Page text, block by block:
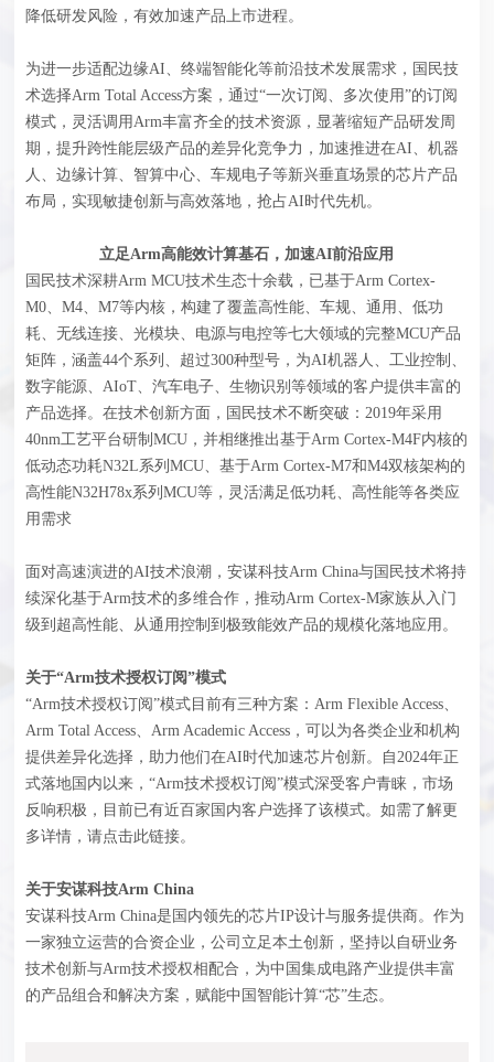
降低研发风险，有效加速产品上市进程。
为进一步适配边缘AI、终端智能化等前沿技术发展需求，国民技
术选择Arm Total Access方案，通过“一次订阅、多次使用”的订阅
模式，灵活调用Arm丰富齐全的技术资源，显著缩短产品研发周
期，提升跨性能层级产品的差异化竞争力，加速推进在AI、机器
人、边缘计算、智算中心、车规电子等新兴垂直场景的芯片产品
布局，实现敏捷创新与高效落地，抢占AI时代先机。
立足Arm高能效计算基石，加速AI前沿应用
国民技术深耕Arm MCU技术生态十余载，已基于Arm Cortex-
M0、M4、M7等内核，构建了覆盖高性能、车规、通用、低功
耗、无线连接、光模块、电源与电控等七大领域的完整MCU产品
矩阵，涵盖44个系列、超过300种型号，为AI机器人、工业控制、
数字能源、AIoT、汽车电子、生物识别等领域的客户提供丰富的
产品选择。在技术创新方面，国民技术不断突破：2019年采用
40nm工艺平台研制MCU，并相继推出基于Arm Cortex-M4F内核的
低动态功耗N32L系列MCU、基于Arm Cortex-M7和M4双核架构的
高性能N32H78x系列MCU等，灵活满足低功耗、高性能等各类应
用需求
面对高速演进的AI技术浪潮，安谋科技Arm China与国民技术将持
续深化基于Arm技术的多维合作，推动Arm Cortex-M家族从入门
级到超高性能、从通用控制到极致能效产品的规模化落地应用。
关于“Arm技术授权订阅”模式
“Arm技术授权订阅”模式目前有三种方案：Arm Flexible Access、
Arm Total Access、Arm Academic Access，可以为各类企业和机构
提供差异化选择，助力他们在AI时代加速芯片创新。自2024年正
式落地国内以来，“Arm技术授权订阅”模式深受客户青睐，市场
反响积极，目前已有近百家国内客户选择了该模式。如需了解更
多详情，请点击此链接。
关于安谋科技Arm China
安谋科技Arm China是国内领先的芯片IP设计与服务提供商。作为
一家独立运营的合资企业，公司立足本土创新，坚持以自研业务
技术创新与Arm技术授权相配合，为中国集成电路产业提供丰富
的产品组合和解决方案，赋能中国智能计算“芯”生态。